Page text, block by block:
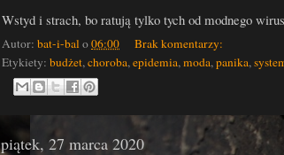
Wstyd i strach, bo ratują tylko tych od modnego
Autor: bat-i-balo06:00
Brak komentarzy:
Etykiety: budżet,choroba,epidemia,moda,panika,
piątek, 27 marca 2020